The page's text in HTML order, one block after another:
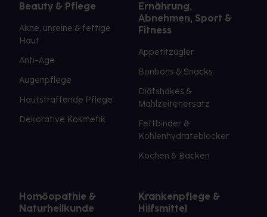
Beauty & Pflege
Akne, unreine & fettige
Haut
Anti-Age
Augenpflege
Hautstraffende Pflege
Dekorative Kosmetik
Ernährung,
Abnehmen, Sport &
Fitness
Appetitzügler
Bonbons & Snacks
Diätshakes &
Mahlzeitenersatz
Fettbinder &
Kohlenhydrateblocker
Kochen & Backen
Homöopathie &
Naturheilkunde
Krankenpflege &
Hilfsmittel